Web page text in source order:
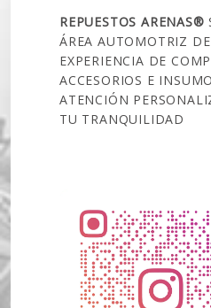
REPUESTOS ARENAS®
ÁREA AUTOMOTRIZ
EXPERIENCIA DE
ACCESORIOS E
ATENCIÓN
TU TRANQUILIDAD